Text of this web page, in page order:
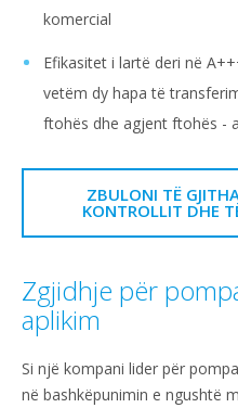
komercial
Efikasitet i lartë deri në
vetëm dy hapa të
ftohës dhe agjent ftohës -
ZBULONI TË
KONTROLLIT DHE
Zgjidhje për
aplikim
Si një kompani lider për
në bashkëpunimin e ngushtë